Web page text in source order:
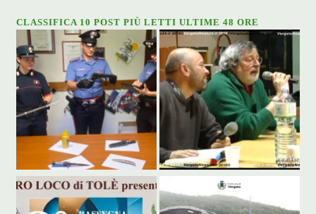
CLASSIFICA 10 POST PIÙ LETTI ULTIME 48 ORE